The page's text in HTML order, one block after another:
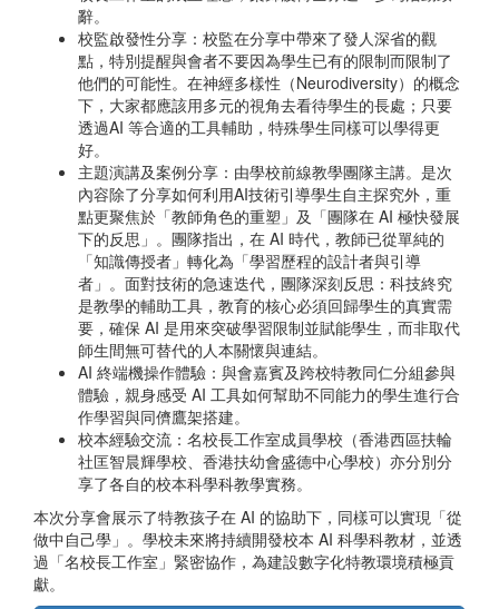
辭。
校監啟發性分享：校監在分享中帶來了發人深省的觀
點，特別提醒與會者不要因為學生已有的限制而限制了
他們的可能性。在神經多樣性（Neurodiversity）的概念
下，大家都應該用多元的視角去看待學生的長處；只要
透過AI 等合適的工具輔助，特殊學生同樣可以學得更
好。
主題演講及案例分享：由學校前線教學團隊主講。是次
內容除了分享如何利用AI技術引導學生自主探究外，重
點更聚焦於「教師角色的重塑」及「團隊在 AI 極快發展
下的反思」。團隊指出，在 AI 時代，教師已從單純的
「知識傳授者」轉化為「學習歷程的設計者與引導
者」。面對技術的急速迭代，團隊深刻反思：科技終究
是教學的輔助工具，教育的核心必須回歸學生的真實需
要，確保 AI 是用來突破學習限制並賦能學生，而非取代
師生間無可替代的人本關懷與連結。
AI 終端機操作體驗：與會嘉賓及跨校特教同仁分組參與
體驗，親身感受 AI 工具如何幫助不同能力的學生進行合
作學習與同儕鷹架搭建。
校本經驗交流：名校長工作室成員學校（香港西區扶輪
社匡智晨輝學校、香港扶幼會盛德中心學校）亦分別分
享了各自的校本科學科教學實務。
本次分享會展示了特教孩子在 AI 的協助下，同樣可以實現「從
做中自己學」。學校未來將持續開發校本 AI 科學科教材，並透
過「名校長工作室」緊密協作，為建設數字化特教環境積極貢
獻。